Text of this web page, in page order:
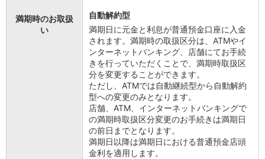
満期時のお取扱
い
自動解約型
満期日に元金と利息が普通預金口座に入金
されます。満期時の取扱区分は、ATMやイ
ンターネットバンキング、店舗にてお手続
きを行っていただくことで、満期時取扱区
分を変更することができます。
ただし、ATMでは自動継続型から自動解約
型への変更のみとなります。
店舗、ATM、インターネットバンキングで
の満期時取扱区分変更のお手続きは満期日
の前日までとなります。
満期日以降は満期日における普通預金店頭
金利を適用します。